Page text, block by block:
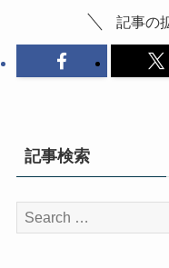
記事の
記事検索
検
索: